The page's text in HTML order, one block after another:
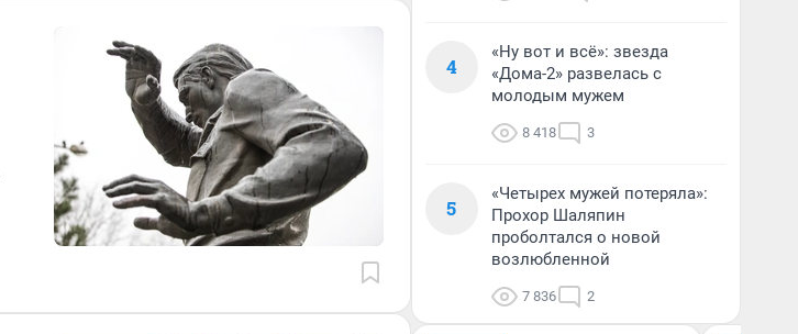
4
«Ну вот и всё»: звезда
«Дома-2» развелась с
молодым мужем
8 418 3
5
«Четырех мужей потеряла»:
Прохор Шаляпин
проболтался о новой
возлюбленной
7 836 2